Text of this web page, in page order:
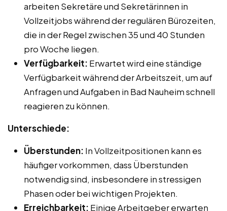
arbeiten Sekretäre und Sekretärinnen in
Vollzeitjobs während der regulären Bürozeiten,
die in der Regel zwischen 35 und 40 Stunden
pro Woche liegen.
Verfügbarkeit: Erwartet wird eine ständige
Verfügbarkeit während der Arbeitszeit, um auf
Anfragen und Aufgaben in Bad Nauheim schnell
reagieren zu können.
Unterschiede:
Überstunden: In Vollzeitpositionen kann es
häufiger vorkommen, dass Überstunden
notwendig sind, insbesondere in stressigen
Phasen oder bei wichtigen Projekten.
Erreichbarkeit: Einige Arbeitgeber erwarten